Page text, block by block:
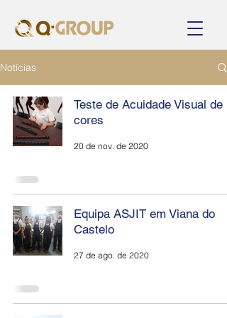
Notícias
Teste de Acuidade Visual de
cores
20 de nov. de 2020
Equipa ASJIT em Viana do
Castelo
27 de ago. de 2020